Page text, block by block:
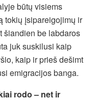
būtų visiems
tokių įsipareigojimų ir
šiandien be labdaros
juk suskilusi kaip
kaip ir prieš dešimt
emigracijos banga.
rodo – net ir